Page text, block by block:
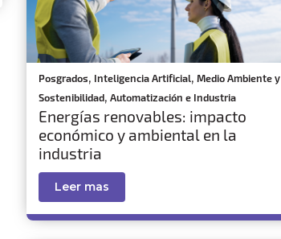
Posgrados, Inteligencia Artificial, Medio Ambiente y
Sostenibilidad, Automatización e Industria
Energías renovables: impacto
económico y ambiental en la
industria
Leer mas